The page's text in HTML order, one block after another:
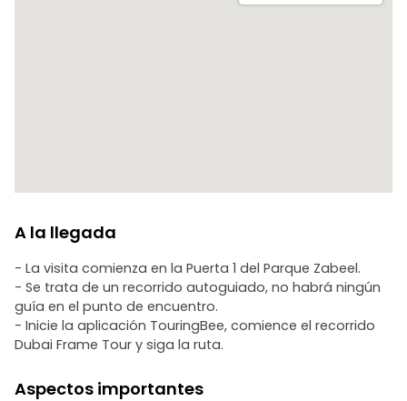
A la llegada
- La visita comienza en la Puerta 1 del Parque Zabeel.
- Se trata de un recorrido autoguiado, no habrá ningún
guía en el punto de encuentro.
- Inicie la aplicación TouringBee, comience el recorrido
Dubai Frame Tour y siga la ruta.
Aspectos importantes